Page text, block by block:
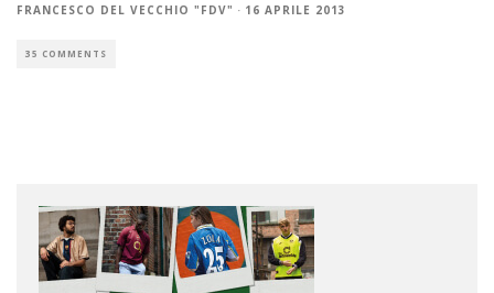
FRANCESCO DEL VECCHIO "FDV" · 16 APRILE 2013
35 COMMENTS